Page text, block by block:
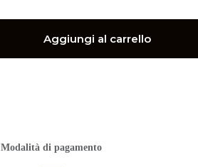
Aggiungi al carrello
Modalità di pagamento